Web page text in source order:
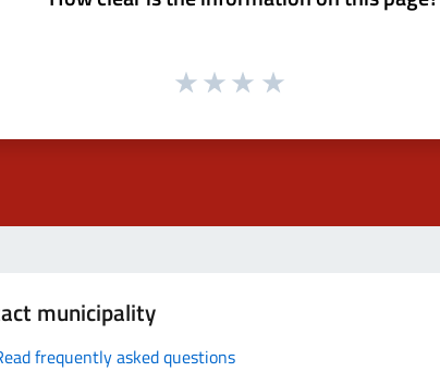
municipality
frequently asked questions